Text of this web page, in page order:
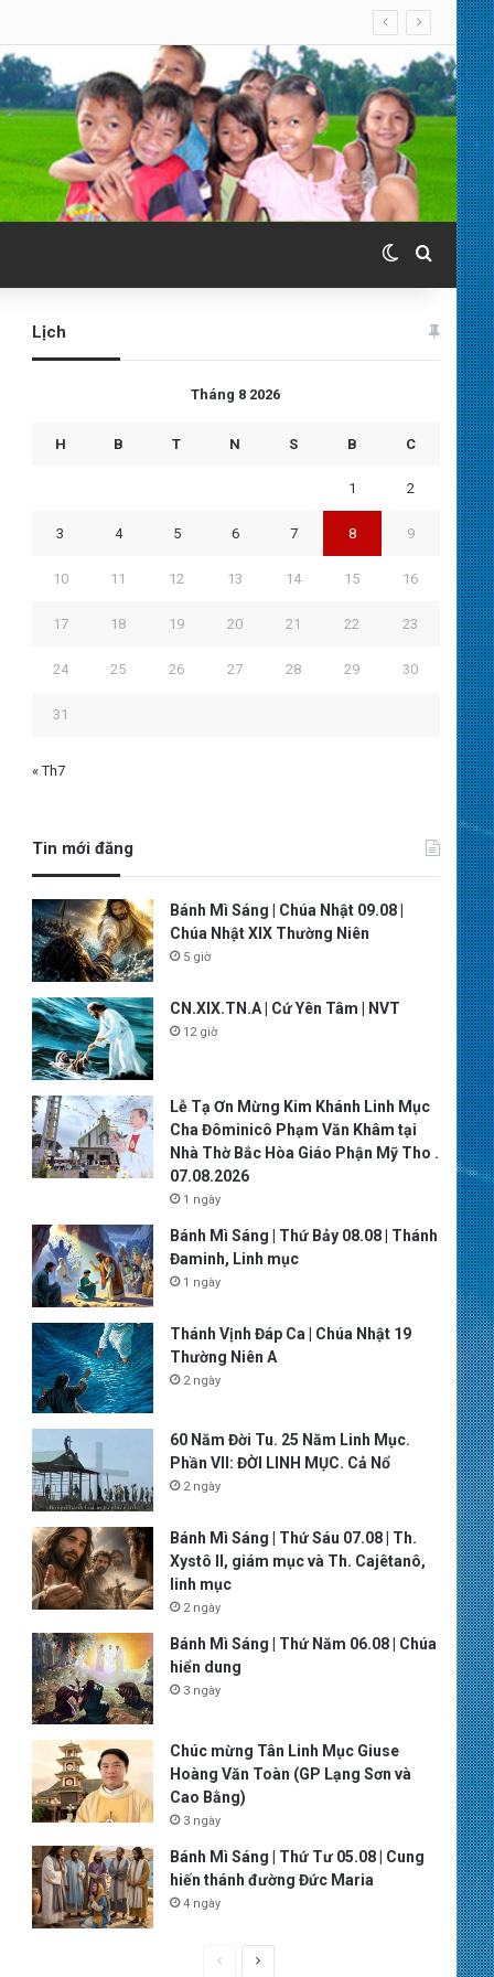
Switch skin
Search
Lịch
Tháng 8 2026
H B T N S B C
1 2
3 4 5 6 7 8 9
10 11 12 13 14 15 16
17 18 19 20 21 22 23
24 25 26 27 28 29 30
31
« Th7
Tin mới đăng
Bánh Mì Sáng | Chúa Nhật 09.08 |
Chúa Nhật XIX Thường Niên
5 giờ
CN.XIX.TN.A | Cứ Yên Tâm | NVT
12 giờ
Lễ Tạ Ơn Mừng Kim Khánh Linh Mục
Cha Đôminicô Phạm Văn Khâm tại
Nhà Thờ Bắc Hòa Giáo Phận Mỹ Tho .
07.08.2026
1 ngày
Bánh Mì Sáng | Thứ Bảy 08.08 | Thánh
Đaminh, Linh mục
1 ngày
Thánh Vịnh Đáp Ca | Chúa Nhật 19
Thường Niên A
2 ngày
60 Năm Đời Tu. 25 Năm Linh Mục.
Phần VII: ĐỜI LINH MỤC. Cả Nổ
2 ngày
Bánh Mì Sáng | Thứ Sáu 07.08 | Th.
Xystô II, giám mục và Th. Cajêtanô,
linh mục
2 ngày
Bánh Mì Sáng | Thứ Năm 06.08 | Chúa
hiển dung
3 ngày
Chúc mừng Tân Linh Mục Giuse
Hoàng Văn Toàn (GP Lạng Sơn và
Cao Bằng)
3 ngày
Bánh Mì Sáng | Thứ Tư 05.08 | Cung
hiến thánh đường Đức Maria
4 ngày